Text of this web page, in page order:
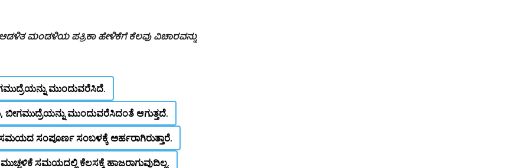
ಮಂಡಳಿಯ ಪತ್ರಿಕಾ ಹೇಳಿಕೆಗೆ ಕೆಲವು ವಿಚಾರವನ್ನು
ಮುಂದುವರೆಸಿದೆ.
ಮುಂದುವರೆಸಿದಂತೆ ಆಗುತ್ತದೆ.
ಸಂಪೂರ್ಣ ಸಂಬಳಕ್ಕೆ ಅರ್ಹರಾಗಿರುತ್ತಾರೆ.
ಸಮಯದಲ್ಲಿ ಕೆಲಸಕ್ಕೆ ಹಾಜರಾಗುವುದಿಲ್ಲ.